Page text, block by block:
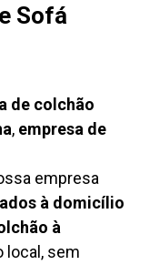
Sofá
de colchão
, empresa de
empresa
à domicílio
à
local, sem